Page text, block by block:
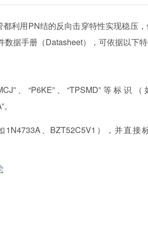
利用PN结的反向击穿特性实现稳压
据手册（Datasheet），可依据以下特
、“P6KE”、“TPSMD”等标识（
1N4733A、BZT52C5V1），并直接